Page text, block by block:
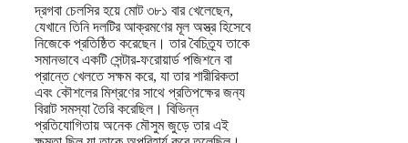
দ্রগবা চেলসির হয়ে মোট ৩৮১ বার খেলেছেন,
যেখানে তিনি দলটির আক্রমণের মূল অস্ত্র হিসেবে
নিজেকে প্রতিষ্ঠিত করেছেন। তার বৈচিত্র্য তাকে
সমানভাবে একটি সেন্টার-ফরোয়ার্ড পজিশনে বা
প্রান্তে খেলতে সক্ষম করে, যা তার শারীরিকতা
এবং কৌশলের মিশ্রণের সাথে প্রতিপক্ষের জন্য
বিরাট সমস্যা তৈরি করেছিল। বিভিন্ন
প্রতিযোগিতায় অনেক মৌসুম জুড়ে তার এই